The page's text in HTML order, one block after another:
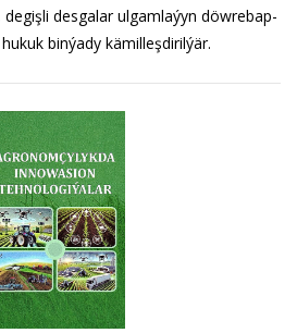
des­ga­lar ul­gam­la­ýyn döw­re­bap­
bin­ýa­dy kä­mil­leş­di­ril­ýär.